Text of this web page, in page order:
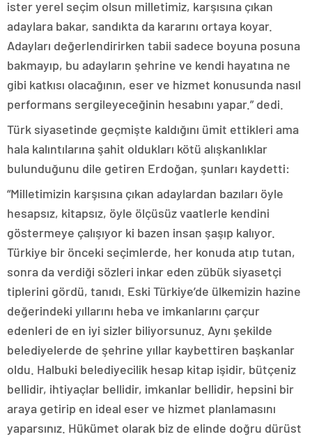
ister yerel seçim olsun milletimiz, karşısına çıkan
adaylara bakar, sandıkta da kararını ortaya koyar.
Adayları değerlendirirken tabii sadece boyuna posuna
bakmayıp, bu adayların şehrine ve kendi hayatına ne
gibi katkısı olacağının, eser ve hizmet konusunda nasıl
performans sergileyeceğinin hesabını yapar.” dedi.
Türk siyasetinde geçmişte kaldığını ümit ettikleri ama
hala kalıntılarına şahit oldukları kötü alışkanlıklar
bulunduğunu dile getiren Erdoğan, şunları kaydetti:
“Milletimizin karşısına çıkan adaylardan bazıları öyle
hesapsız, kitapsız, öyle ölçüsüz vaatlerle kendini
göstermeye çalışıyor ki bazen insan şaşıp kalıyor.
Türkiye bir önceki seçimlerde, her konuda atıp tutan,
sonra da verdiği sözleri inkar eden zübük siyasetçi
tiplerini gördü, tanıdı. Eski Türkiye’de ülkemizin hazine
değerindeki yıllarını heba ve imkanlarını çarçur
edenleri de en iyi sizler biliyorsunuz. Aynı şekilde
belediyelerde de şehrine yıllar kaybettiren başkanlar
oldu. Halbuki belediyecilik hesap kitap işidir, bütçeniz
bellidir, ihtiyaçlar bellidir, imkanlar bellidir, hepsini bir
araya getirip en ideal eser ve hizmet planlamasını
yaparsınız. Hükümet olarak biz de elinde doğru dürüst